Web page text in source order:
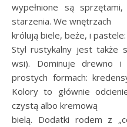
wypełnione są
starzenia. We wnętrzach
królują biele, beże, i
Styl rustykalny jest także
wsi). Dominuje drewno i
prostych formach:
Kolory to głównie
czystą albo kremową
bielą. Dodatki rodem z